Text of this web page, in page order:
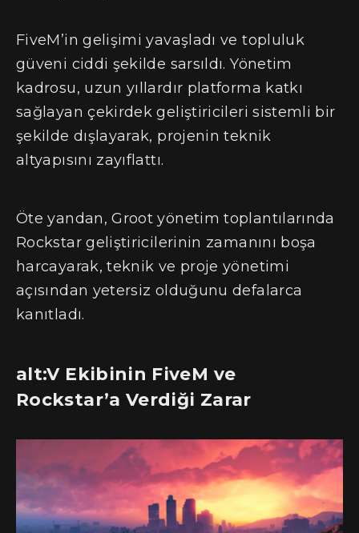
FiveM’in gelişimi yavaşladı ve topluluk
güveni ciddi şekilde sarsıldı. Yönetim
kadrosu, uzun yıllardır platforma katkı
sağlayan çekirdek geliştiricileri sistemli bir
şekilde dışlayarak, projenin teknik
altyapısını zayıflattı.
Öte yandan, Groot yönetim toplantılarında
Rockstar geliştiricilerinin zamanını boşa
harcayarak, teknik ve proje yönetimi
açısından yetersiz olduğunu defalarca
kanıtladı.
alt:V Ekibinin FiveM ve
Rockstar’a Verdiği Zarar